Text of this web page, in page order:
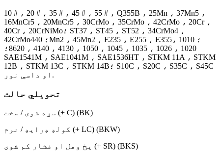
10 # ، 20 # ، 35 # ، 45 # ، 55 # ، Q355B ، 25Mn ، 37Mn5 ،
16MnCr5 ، 20MnCr5 ، 30CrMo ، 35CrMo ، 42CrMo ، 20Cr ،
40Cr ، 20CrNiMo؛ ST37 ، ST45 ، ST52 ، 34CrMo4 ،
42CrMo4؛ 40Mn2 ، 45Mn2 ، E235 ، E255 ، E355؛ 1010 ،
1020 ، 1026 ، 1035 ، 1045 ، 1050 ، 4130 ، 4140 ، 8620؛
SAE1541M ، SAE1041M ، SAE1536HT ، STKM 11A ، STKM
12B ، STKM 13C ، STKM 14B؛ S10C ، S20C ، S35C ، S45C
او داسې نور.
تحویلي حالت
سړه شوی / سخت (+ C) (BK)
کولډ ډرایډ / نرم (+ LC) (BKW)
يخ وهل او فشار کم شوی (+ SR) (BKS)